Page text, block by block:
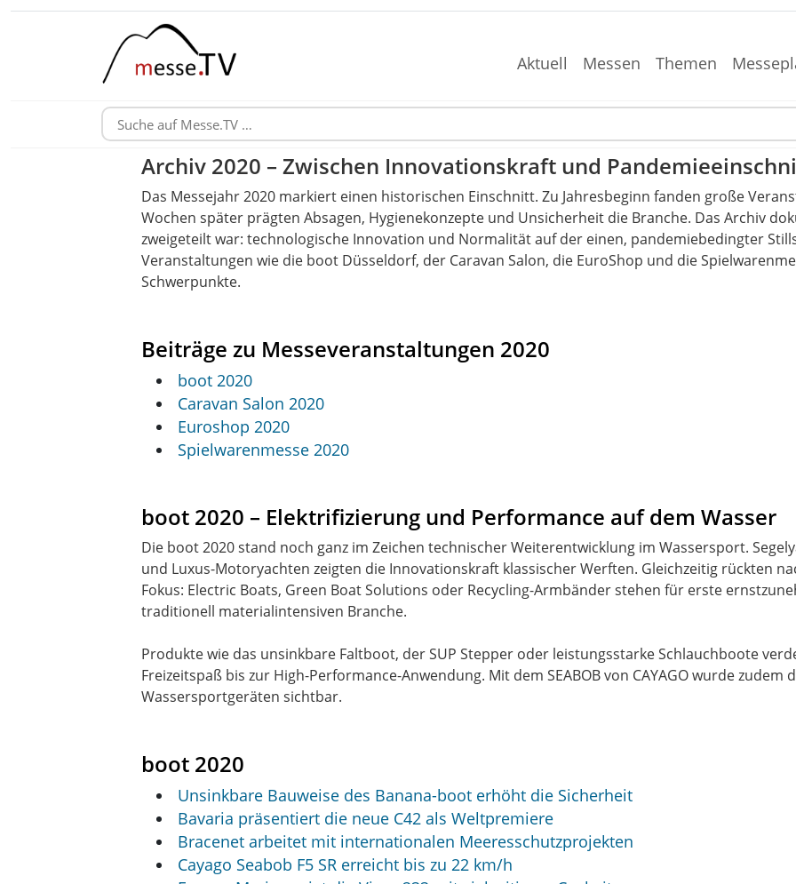
Aktuell Messen Themen
Archiv 2020 – Zwischen Innovationskraft und
Das Messejahr 2020 markiert einen historischen Einschnitt. Zu Jahresbeginn fanden große
Wochen später prägten Absagen, Hygienekonzepte und Unsicherheit die Branche. Das Archiv
zweigeteilt war: technologische Innovation und Normalität auf der einen, pandemiebedingter
Veranstaltungen wie die boot Düsseldorf, der Caravan Salon, die EuroShop und die
Schwerpunkte.
Beiträge zu Messeveranstaltungen 2020
boot 2020
Caravan Salon 2020
Euroshop 2020
Spielwarenmesse 2020
boot 2020 – Elektrifizierung und Performance auf dem Wasser
Die boot 2020 stand noch ganz im Zeichen technischer Weiterentwicklung im Wassersport.
und Luxus-Motoryachten zeigten die Innovationskraft klassischer Werften. Gleichzeitig rückten
Fokus: Electric Boats, Green Boat Solutions oder Recycling-Armbänder stehen für erste
traditionell materialintensiven Branche.
Produkte wie das unsinkbare Faltboot, der SUP Stepper oder leistungsstarke Schlauchboote
Freizeitspaß bis zur High-Performance-Anwendung. Mit dem SEABOB von CAYAGO wurde
Wassersportgeräten sichtbar.
boot 2020
Unsinkbare Bauweise des Banana-boot erhöht die Sicherheit
Bavaria präsentiert die neue C42 als Weltpremiere
Bracenet arbeitet mit internationalen Meeresschutzprojekten
Cayago Seabob F5 SR erreicht bis zu 22 km/h